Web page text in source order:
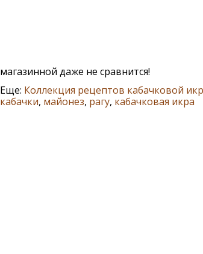
магазинной даже не сравнится!
Еще: Коллекция рецептов кабачковой
кабачки, майонез, рагу, кабачковая икра